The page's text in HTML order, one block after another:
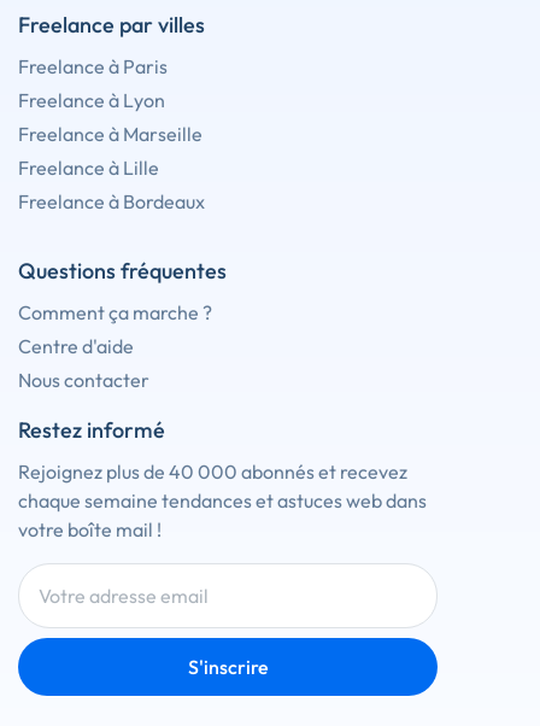
Freelance par villes
Freelance à Paris
Freelance à Lyon
Freelance à Marseille
Freelance à Lille
Freelance à Bordeaux
Questions fréquentes
Comment ça marche ?
Centre d'aide
Nous contacter
Restez informé
Rejoignez plus de 40 000 abonnés et recevez
chaque semaine tendances et astuces web dans
votre boîte mail !
S'inscrire